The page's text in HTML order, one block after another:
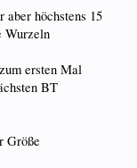
höchstens 15
Wurzeln
ersten Mal
BT
Größe